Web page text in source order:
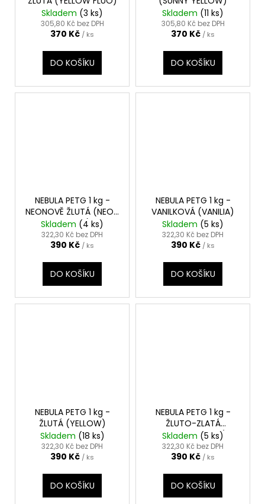
Skladem (3 ks)
305,80 Kč bez DPH
370 Kč / ks
DO KOŠÍKU
Skladem (11 ks)
305,80 Kč bez DPH
370 Kč / ks
DO KOŠÍKU
NEBULA PETG 1 kg -
NEONOVĚ ŽLUTÁ (NEON
YELLOW)
Skladem (4 ks)
322,30 Kč bez DPH
390 Kč / ks
DO KOŠÍKU
NEBULA PETG 1 kg -
VANILKOVÁ (VANILIA)
Skladem (5 ks)
322,30 Kč bez DPH
390 Kč / ks
DO KOŠÍKU
NEBULA PETG 1 kg -
ŽLUTÁ (YELLOW)
Skladem (18 ks)
322,30 Kč bez DPH
390 Kč / ks
DO KOŠÍKU
NEBULA PETG 1 kg -
ŽLUTO-ZLATÁ
TRANSPARENTNÍ
(YELLOW GOLD)
Skladem (5 ks)
322,30 Kč bez DPH
390 Kč / ks
DO KOŠÍKU